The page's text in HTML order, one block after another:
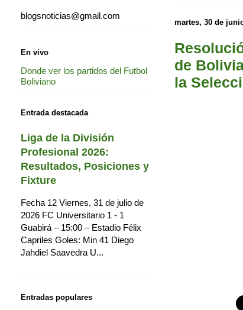
martes, 30 de
de
la
blogsnoticias@gmail.com
En vivo
Donde ver los partidos del Futbol
Boliviano
Entrada destacada
Liga de la División
Profesional 2026:
Resultados, Posiciones y
Fixture
Fecha 12 Viernes, 31 de julio de
2026 FC Universitario 1 - 1
Guabirá – 15:00 – Estadio Félix
Capriles Goles: Min 41 Diego
Jahdiel Saavedra U...
Entradas populares